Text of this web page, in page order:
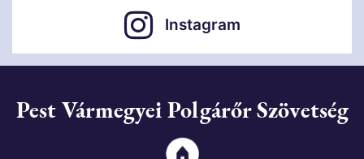
Instagram
Pest Vármegyei Polgárőr Szövetség